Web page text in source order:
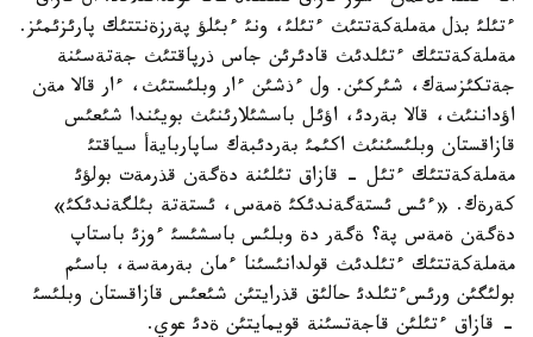
ءتئلئ بذل مةملةكةتتئث ءتئلئ، ونئ ءبئلؤ پةرزةنتتئك پارئزئمئز.
مةملةكةتتئك ءتئلدئث قادئرئن جاس ذرپاقتئث جةتةسئنة
جةتكئزسةك، شئركئن. ول ءذشئن ءار وبلئستئث، ءار قالا مةن
اؤداننئث، قالا بةردئ، اؤئل باسشئلارئنئث بويئندا شئعئس
قازاقستان وبلئسئنئث اكئمئ بةردئبةك ساپاربايةأ سياقتئ
مةملةكةتتئك ءتئل - قازاق تئلئنة دةگةن قذرمةت بولؤئ
كةرةك. «ءئس ئستةگةندئكئ ةمةس، ئستةتة بئلگةندئكئ»
دةگةن ةمةس پة؟ ةگةر دة وبلئس باسشئسئ ءوزئ باستاپ
مةملةكةتتئك ءتئلدئث قولدانئسئنا ءمان بةرمةسة، باسئم
بولئگئن ورئسءتئلدئ حالئق قذرايتئن شئعئس قازاقستان وبلئسئ
- قازاق ءتئلئن قاجةتسئنة قويمايتئن ةدئ عوي.